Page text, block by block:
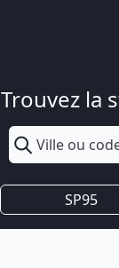
Trouvez la
SP95